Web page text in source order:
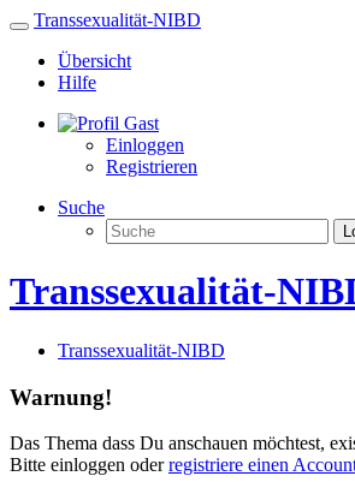
Transsexualität-NIBD
Übersicht
Hilfe
Gast
Einloggen
Registrieren
Suche
Transsexualität-
Transsexualität-NIBD
Warnung!
Das Thema dass Du anschauen möchtest,
Bitte einloggen oderregistriere einen